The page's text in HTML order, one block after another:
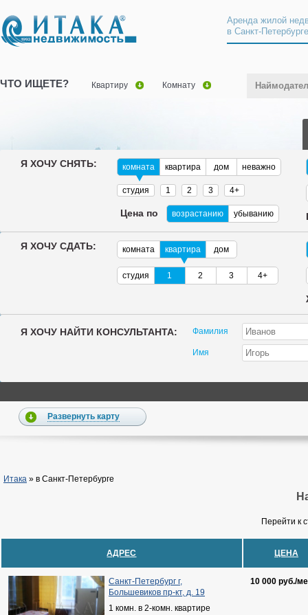
Аренда жилой
в Санкт-
ЧТО ИЩЕТЕ? Квартиру Комнату
Я ХОЧУ СНЯТЬ: комната квартира дом неважно
студия 1 2 3 4+
Цена по возрастанию убыванию
Я ХОЧУ СДАТЬ: комната квартира дом
студия 1 2 3 4+
Я ХОЧУ НАЙТИ КОНСУЛЬТАНТА: Фамилия
Имя
Развернуть карту
Итака » в Санкт-Петербурге
Перейти к
АДРЕС ЦЕНА
Санкт-Петербург г,
Большевиков пр-кт, д. 19
1 комн. в 2-комн. квартире
10 000 руб./